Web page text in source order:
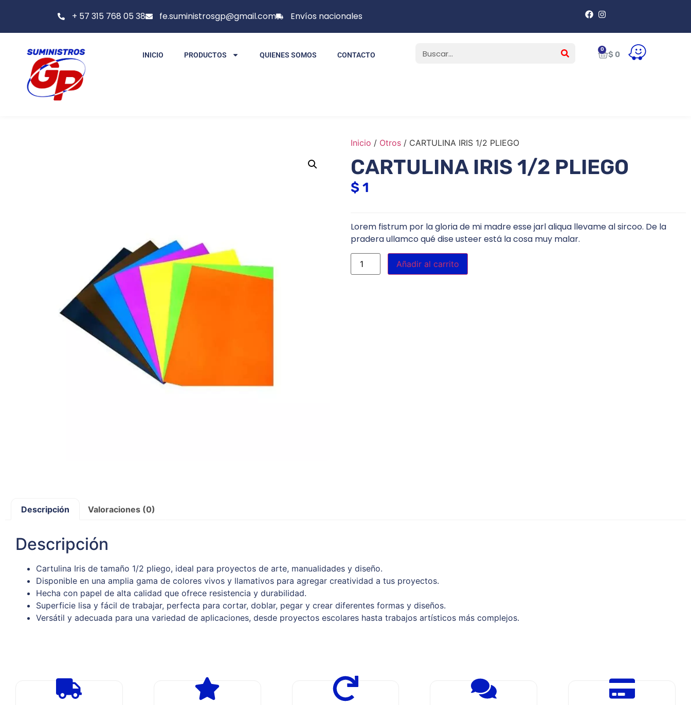
+ 57 315 768 05 38 fe.suministrosgp@gmail.com Envíos nacionales
INICIO PRODUCTOS QUIENES SOMOS CONTACTO $ 0
Inicio / Otros / CARTULINA IRIS 1/2 PLIEGO
CARTULINA IRIS 1/2 PLIEGO
$ 1
Lorem fistrum por la gloria de mi madre esse jarl aliqua llevame al sircoo. De la
pradera ullamco qué dise usteer está la cosa muy malar.
Añadir al carrito
Descripción Valoraciones (0)
Descripción
Cartulina Iris de tamaño 1/2 pliego, ideal para proyectos de arte, manualidades y diseño.
Disponible en una amplia gama de colores vivos y llamativos para agregar creatividad a tus proyectos.
Hecha con papel de alta calidad que ofrece resistencia y durabilidad.
Superficie lisa y fácil de trabajar, perfecta para cortar, doblar, pegar y crear diferentes formas y diseños.
Versátil y adecuada para una variedad de aplicaciones, desde proyectos escolares hasta trabajos artísticos más complejos.